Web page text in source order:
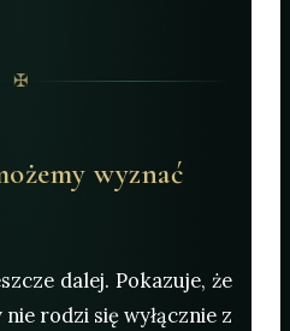
✠
wyznać
dalej. Pokazuje, że
rodzi się wyłącznie z